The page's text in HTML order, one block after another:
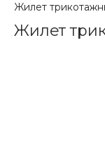
Жилет
Жилет